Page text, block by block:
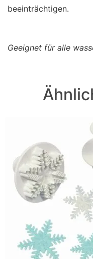
beeinträchtigen.
Geeignet für alle